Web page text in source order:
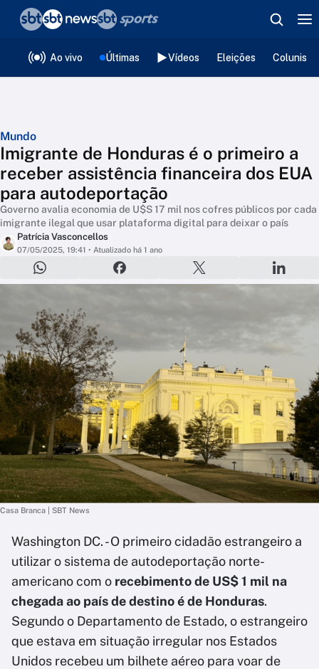
Ao vivo Últimas Vídeos Eleições
Mundo
Imigrante de Honduras é o primeiro a
receber assistência financeira dos EUA
para autodeportação
Governo avalia economia de U$S 17 mil nos cofres públicos por cada
imigrante ilegal que usar plataforma digital para deixar o país
Patrícia Vasconcellos
07/05/2025, 19:41 • Atualizado há 1 ano
Casa Branca | SBT News
Washington DC. - O primeiro cidadão estrangeiro a
utilizar o sistema de autodeportação norte-
americano com o recebimento de US$ 1 mil na
chegada ao país de destino é de Honduras.
Segundo o Departamento de Estado, o estrangeiro
que estava em situação irregular nos Estados
Unidos recebeu um bilhete aéreo para voar de
❮voltar
Editorias